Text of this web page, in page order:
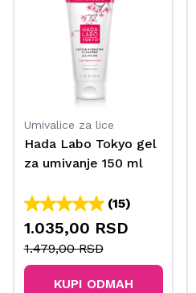
Umivalice za lice
Hada Labo Tokyo gel
za umivanje 150 ml
(15)
1.035,00 RSD
1.479,00 RSD
KUPI ODMAH